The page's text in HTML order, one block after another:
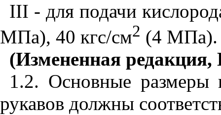
III - для подачи
МПа), 40 кгс/см2 (4 МПа).
(Измененная
1.2. Основные размеры
рукавов должны